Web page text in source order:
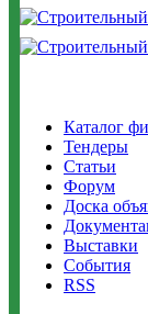
Каталог
Тендеры
Статьи
Форум
Доска
Выставки
События
RSS